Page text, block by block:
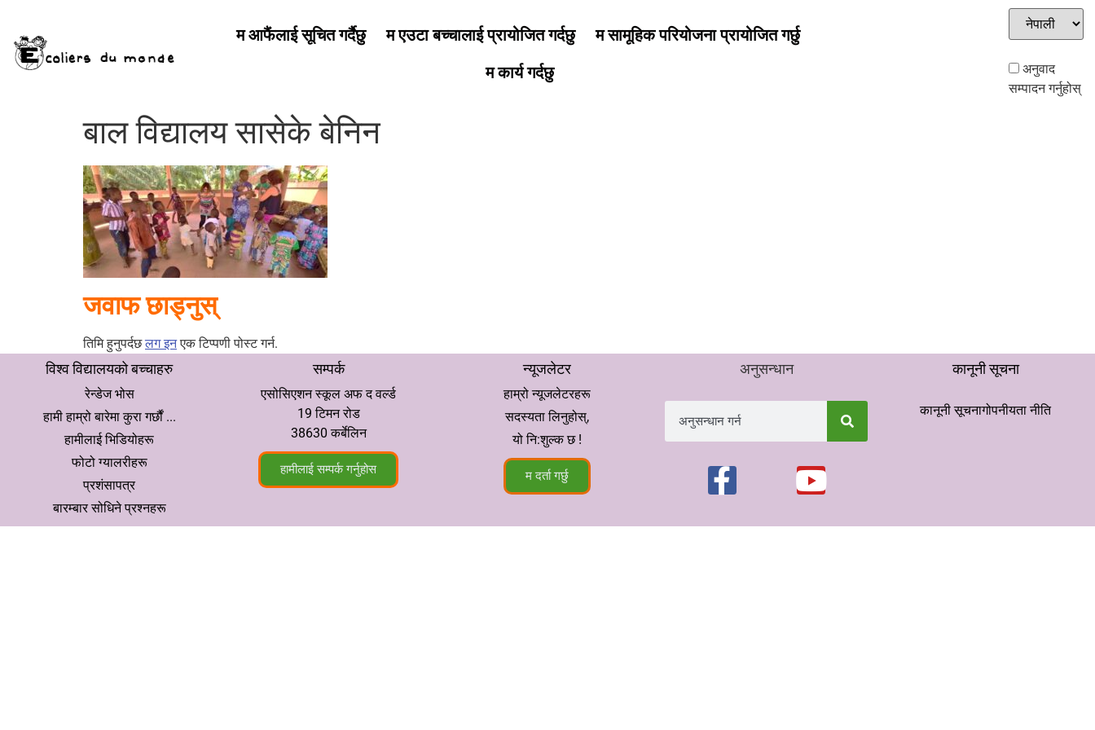
म आफैंलाई सूचित गर्दैछु म एउटा बच्चालाई प्रायोजित गर्दछु
म सामूहिक परियोजना प्रायोजित गर्छु
म कार्य गर्दछु
अनुवाद
सम्पादन गर्नुहोस्
बाल विद्यालय सासेके बेनिन
जवाफ छाड्नुस्
तिमि हुनुपर्दछलग इनएक टिप्पणी पोस्ट गर्न.
विश्व विद्यालयको बच्चाहरु
रेन्डेज भोस
हामी हाम्रो बारेमा कुरा गर्छौं ...
हामीलाई भिडियोहरू
फोटो ग्यालरीहरू
प्रशंसापत्र
बारम्बार सोधिने प्रश्नहरू
सम्पर्क
एसोसिएशन स्कूल अफ द वर्ल्ड
19 टिमन रोड
38630 कर्बेलिन
हामीलाई सम्पर्क गर्नुहोस
न्यूजलेटर
हाम्रो न्यूजलेटरहरू
सदस्यता लिनुहोस्,
यो नि:शुल्क छ !
म दर्ता गर्छु
अनुसन्धान कानूनी सूचना
कानूनी सूचनागोपनीयता नीति